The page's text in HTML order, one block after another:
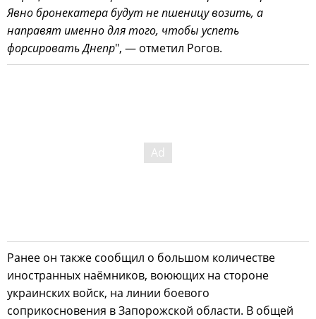
Явно бронекатера будут не пшеницу возить, а
направят именно для того, чтобы успеть
форсировать Днепр", — отметил Рогов.
Ранее он также сообщил о большом количестве
иностранных наёмников, воюющих на стороне
украинских войск, на линии боевого
соприкосновения в Запорожской области. В общей